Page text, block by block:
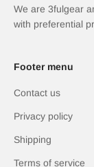
We are 3fulgear
with preferential
Footer menu
Contact us
Privacy policy
Shipping
Terms of service